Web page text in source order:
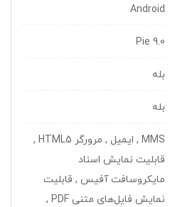
Android
Pie 9.0
بله
بله
MMS , ایمیل , مرورگر HTML5 ,
قابلیت نمایش اسناد
مایکروسافت آفیس , قابلیت
نمایش فایل‌های متنی PDF ,